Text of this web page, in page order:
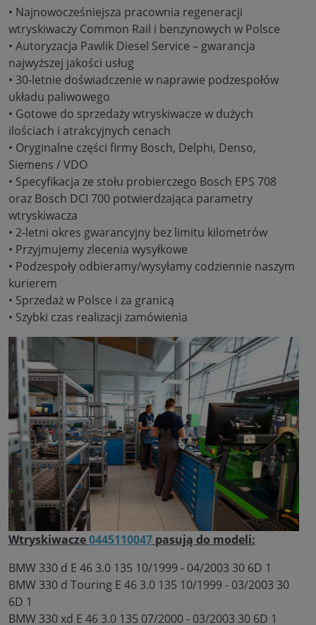
• Najnowocześniejsza pracownia regeneracji
wtryskiwaczy Common Rail i benzynowych w Polsce
• Autoryzacja Pawlik Diesel Service – gwarancja
najwyższej jakości usług
• 30-letnie doświadczenie w naprawie podzespołów
układu paliwowego
• Gotowe do sprzedaży wtryskiwacze w dużych
ilościach i atrakcyjnych cenach
• Oryginalne części firmy Bosch, Delphi, Denso,
Siemens / VDO
• Specyfikacja ze stołu probierczego Bosch EPS 708
oraz Bosch DCI 700 potwierdzająca parametry
wtryskiwacza
• 2-letni okres gwarancyjny bez limitu kilometrów
• Przyjmujemy zlecenia wysyłkowe
• Podzespoły odbieramy/wysyłamy codziennie naszym
kurierem
• Sprzedaż w Polsce i za granicą
• Szybki czas realizacji zamówienia
Wtryskiwacze0445110047 pasują do modeli:
BMW 330 d E 46 3.0 135 10/1999 - 04/2003 30 6D 1
BMW 330 d Touring E 46 3.0 135 10/1999 - 03/2003 30
6D 1
BMW 330 xd E 46 3.0 135 07/2000 - 03/2003 30 6D 1